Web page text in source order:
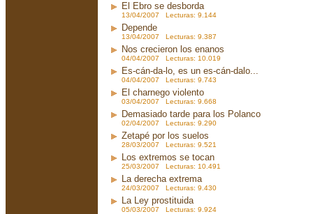
El Ebro se desborda
13/04/2007 Lecturas: 9.144
Depende
13/04/2007 Lecturas: 9.387
Nos crecieron los enanos
04/04/2007 Lecturas: 10.019
Es-cán-da-lo, es un es-cán-dalo...
04/04/2007 Lecturas: 9.743
El charnego violento
03/04/2007 Lecturas: 9.668
Demasiado tarde para los Polanco
02/04/2007 Lecturas: 9.290
Zetapé por los suelos
28/03/2007 Lecturas: 9.521
Los extremos se tocan
25/03/2007 Lecturas: 10.491
La derecha extrema
24/03/2007 Lecturas: 9.430
La Ley prostituida
05/03/2007 Lecturas: 9.924